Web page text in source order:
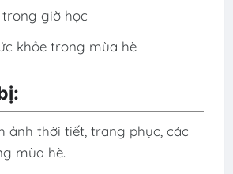
giờ học
khỏe trong mùa hè
ảnh thời tiết, trang phục, các
mùa hè.